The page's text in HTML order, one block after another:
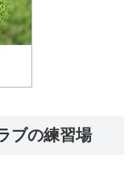
ブの練習場